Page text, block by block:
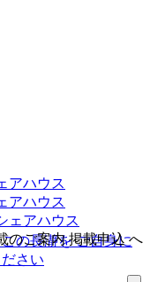
の長瀞を ご自身に
さい
アハウス
アハウス
ェアハウス
のご案内掲載申込へ